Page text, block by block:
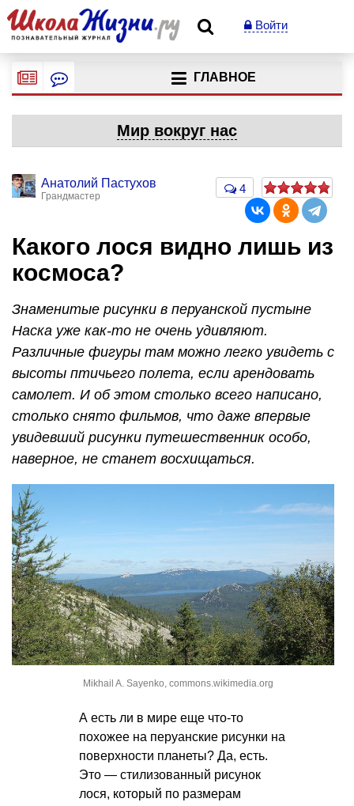
Войти
ГЛАВНОЕ
Мир вокруг нас
Анатолий Пастухов
Грандмастер
4
Какого лося видно лишь из
космоса?
Знаменитые рисунки в перуанской пустыне
Наска уже как-то не очень удивляют.
Различные фигуры там можно легко увидеть с
высоты птичьего полета, если арендовать
самолет. И об этом столько всего написано,
столько снято фильмов, что даже впервые
увидевший рисунки путешественник особо,
наверное, не станет восхищаться.
Mikhail A. Sayenko, commons.wikimedia.org
А есть ли в мире еще что-то
похожее на перуанские рисунки на
поверхности планеты? Да, есть.
Это — стилизованный рисунок
лося, который по размерам